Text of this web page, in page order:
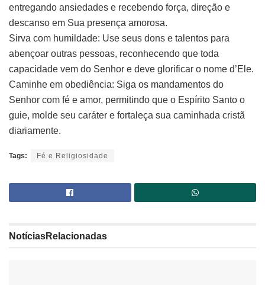
entregando ansiedades e recebendo força, direção e
descanso em Sua presença amorosa.
Sirva com humildade: Use seus dons e talentos para
abençoar outras pessoas, reconhecendo que toda
capacidade vem do Senhor e deve glorificar o nome d’Ele.
Caminhe em obediência: Siga os mandamentos do
Senhor com fé e amor, permitindo que o Espírito Santo o
guie, molde seu caráter e fortaleça sua caminhada cristã
diariamente.
Tags: Fé e Religiosidade
NotíciasRelacionadas